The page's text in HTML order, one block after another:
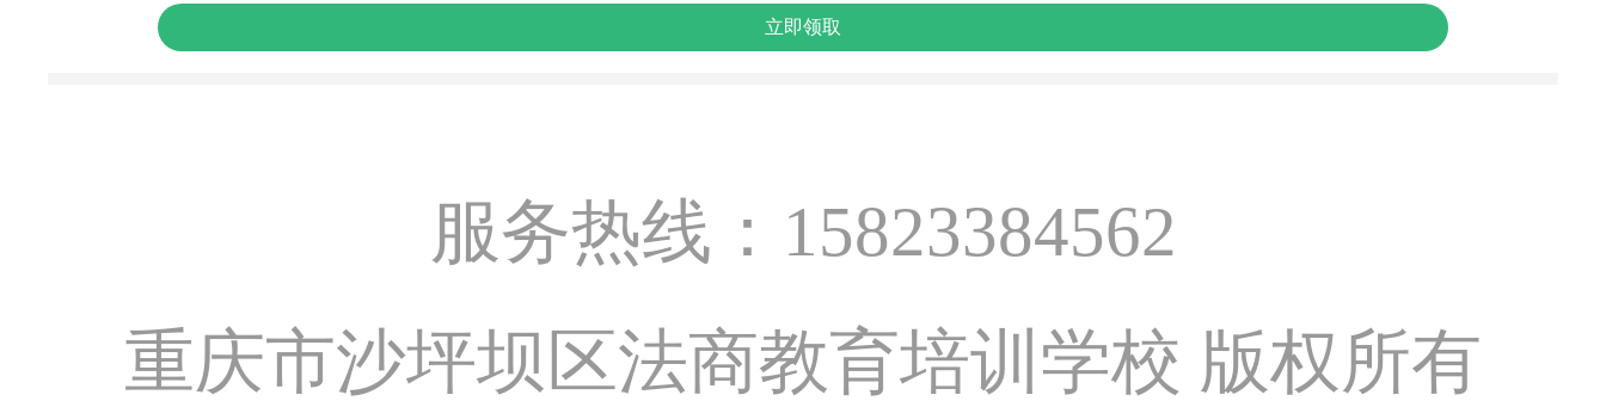
立即领取
服务热线：15823384562
重庆市沙坪坝区法商教育培训学校 版权所有